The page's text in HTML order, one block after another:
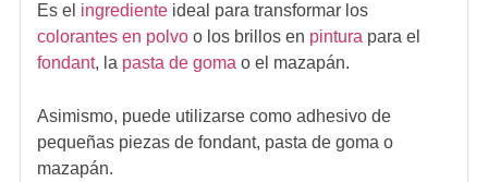
Es el ingredienteideal para transformar los
colorantes en polvoo los brillos en pintura para el
fondant, la pasta de goma o el mazapán.
Asimismo, puede utilizarse como adhesivo de
pequeñas piezas de fondant, pasta de goma o
mazapán.